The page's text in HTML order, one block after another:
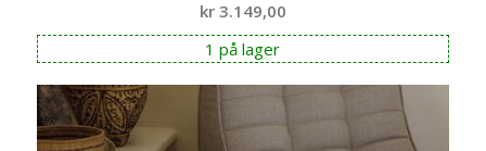
kr3.149,00
1 på lager